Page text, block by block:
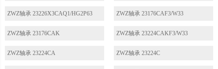
ZWZ轴承 23226X3CAQ1/HG2P63 ZWZ轴承 23176CAF3/W33
ZWZ轴承 23176CAK ZWZ轴承 23224CAKF3/W33
ZWZ轴承 23224CA ZWZ轴承 23224C